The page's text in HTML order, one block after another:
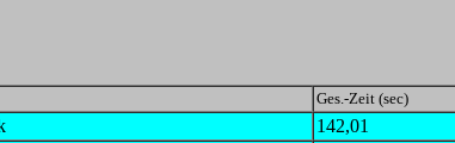
Ges.-Zeit (sec)
142,01